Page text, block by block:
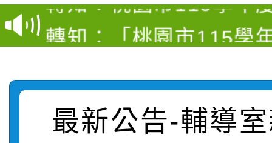
結果(第12招)
賽及師生本土語及新住
轉知：「桃園市115學
動辦法」
轉知臺中市政府政風處
城市手牽手，綠能透明
轉知：「115學年度全
最新公告-輔導